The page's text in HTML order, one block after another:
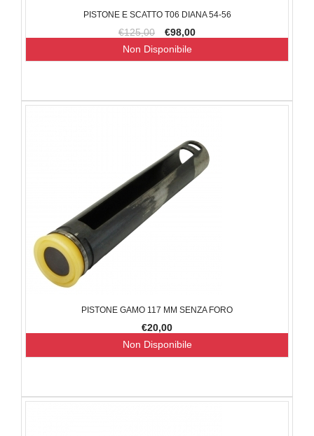
PISTONE E SCATTO T06 DIANA 54-56
€125,00 €98,00
Non Disponibile
PISTONE GAMO 117 MM SENZA FORO
€20,00
Non Disponibile